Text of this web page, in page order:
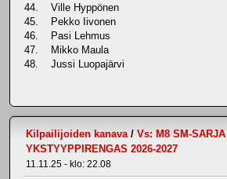
44. Ville Hyppönen
45. Pekko Iivonen
46. Pasi Lehmus
47. Mikko Maula
48. Jussi Luopajärvi
Kilpailijoiden kanava/ Vs: M8 SM-SARJA |
YKSTYYPPIRENGAS 2026-2027
11.11.25 - klo: 22.08